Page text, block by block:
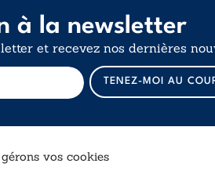
vos cookies
à la newsletter
et recevez nos dernières
TENEZ-MOI AU